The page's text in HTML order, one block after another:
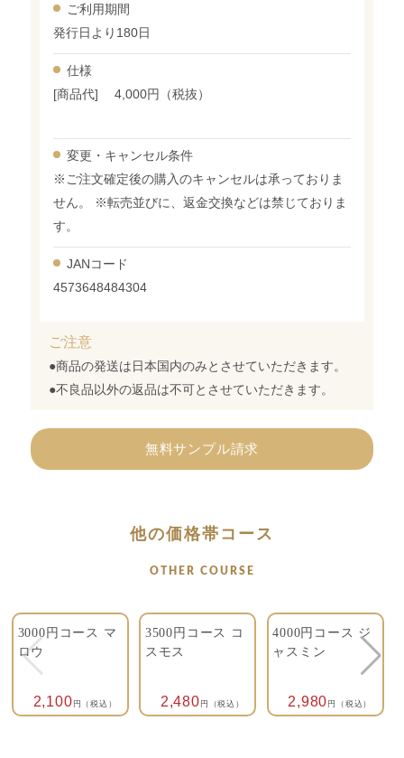
ご利用期間
発行日より180日
仕様
[商品代] 4,000円（税抜）
変更・ キャンセル条件
※ご注文確定後の購入のキャンセルは承っておりま
せん。 ※転売並びに、返金交換などは禁じておりま
す。
JANコード
4573648484304
ご注意
●商品の発送は日本国内のみとさせていただきます。
●不良品以外の返品は不可とさせていただきます。
無料サンプル請求
他の価格帯コース
OTHER COURSE
3000円コース マ
ロウ
2,100 円（税込）
3500円コース コ
スモス
2,480 円（税込）
4000円コース ジ
ャスミン
2,980 円（税込）